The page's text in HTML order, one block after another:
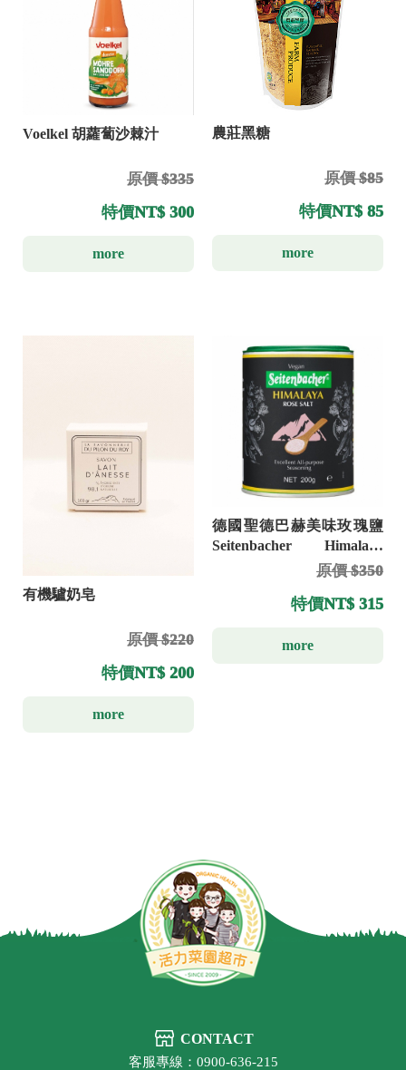
Voelkel 胡蘿蔔沙棘汁
原價 $335
特價NT$ 300
more
農莊黑糖
原價 $85
特價NT$ 85
more
有機驢奶皂
原價 $220
特價NT$ 200
more
德國聖德巴赫美味玫瑰鹽
Seitenbacher Himalaya
原價 $350
特價NT$ 315
more
CONTACT
客服專線：0900-636-215